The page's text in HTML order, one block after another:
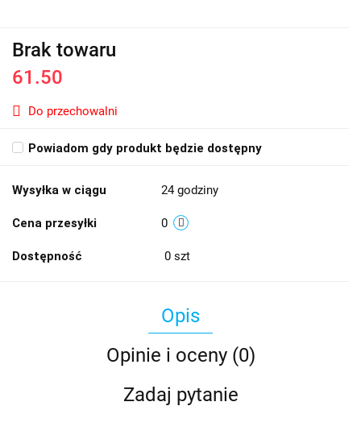
Brak towaru
61.50
Do przechowalni
Powiadom gdy produkt będzie dostępny
Wysyłka w ciągu 24 godziny
Cena przesyłki 0
Dostępność 0 szt
Opis
Opinie i oceny (0)
Zadaj pytanie